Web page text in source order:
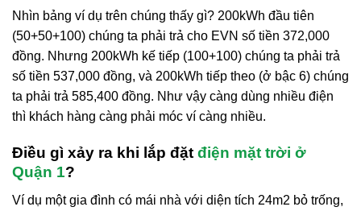
Nhìn bảng ví dụ trên chúng thấy gì? 200kWh đầu tiên
(50+50+100) chúng ta phải trả cho EVN số tiền 372,000
đồng. Nhưng 200kWh kế tiếp (100+100) chúng ta phải trả
số tiền 537,000 đồng, và 200kWh tiếp theo (ở bậc 6) chúng
ta phải trả 585,400 đồng. Như vậy càng dùng nhiều điện
thì khách hàng càng phải móc ví càng nhiều.
Điều gì xảy ra khi lắp đặt điện mặt trời ở
Quận 1?
Ví dụ một gia đình có mái nhà với diện tích 24m2 bỏ trống,